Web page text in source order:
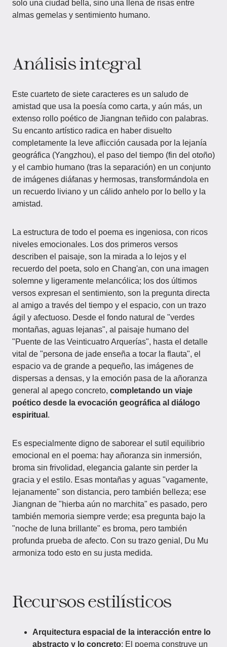
solo una ciudad bella, sino una llena de risas entre
almas gemelas y sentimiento humano.
Análisis integral
Este cuarteto de siete caracteres es un saludo de
amistad que usa la poesía como carta, y aún más, un
extenso rollo poético de Jiangnan teñido con palabras.
Su encanto artístico radica en haber disuelto
completamente la leve aflicción causada por la lejanía
geográfica (Yangzhou), el paso del tiempo (fin del otoño)
y el cambio humano (tras la separación) en un conjunto
de imágenes diáfanas y hermosas, transformándola en
un recuerdo liviano y un cálido anhelo por lo bello y la
amistad.
La estructura de todo el poema es ingeniosa, con ricos
niveles emocionales. Los dos primeros versos
describen el paisaje, son la mirada a lo lejos y el
recuerdo del poeta, solo en Chang'an, con una imagen
solemne y ligeramente melancólica; los dos últimos
versos expresan el sentimiento, son la pregunta directa
al amigo a través del tiempo y el espacio, con un trazo
ágil y afectuoso. Desde el fondo natural de "verdes
montañas, aguas lejanas", al paisaje humano del
"Puente de las Veinticuatro Arquerías", hasta el detalle
vital de "persona de jade enseña a tocar la flauta", el
espacio va de grande a pequeño, las imágenes de
dispersas a densas, y la emoción pasa de la añoranza
general al apego concreto, completando un viaje
poético desde la evocación geográfica al diálogo
espiritual .
Es especialmente digno de saborear el sutil equilibrio
emocional en el poema: hay añoranza sin inmersión,
broma sin frivolidad, elegancia galante sin perder la
gracia y el estilo. Esas montañas y aguas "vagamente,
lejanamente" son distancia, pero también belleza; ese
Jiangnan de "hierba aún no marchita" es pasado, pero
también memoria siempre verde; esa pregunta bajo la
"noche de luna brillante" es broma, pero también
profunda prueba de afecto. Con su trazo genial, Du Mu
armoniza todo esto en su justa medida.
Recursos estilísticos
Arquitectura espacial de la interacción entre lo
abstracto y lo concreto: El poema construye un